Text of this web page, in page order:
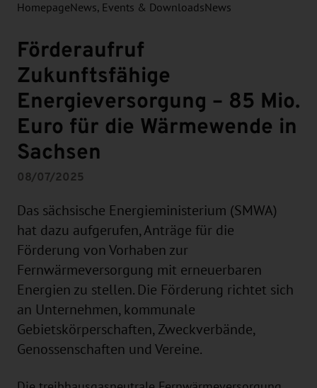
HomepageNews, Events & DownloadsNews
Förderaufruf
Zukunftsfähige
Energieversorgung – 85 Mio.
Euro für die Wärmewende in
Sachsen
08/07/2025
Das sächsische Energieministerium (SMWA)
hat dazu aufgerufen, Anträge für die
Förderung von Vorhaben zur
Fernwärmeversorgung mit erneuerbaren
Energien zu stellen. Die Förderung richtet sich
an Unternehmen, kommunale
Gebietskörperschaften, Zweckverbände,
Genossenschaften und Vereine.